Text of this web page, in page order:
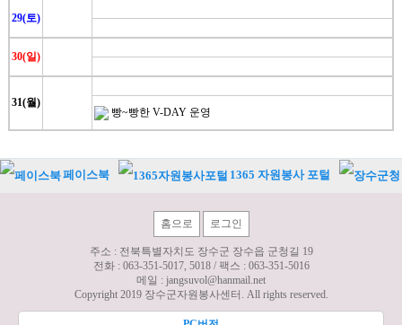
29(토)
30(일)
31(월)
빵~빵한 V-DAY 운영
페이스북 1365 자원봉사 포털
홈으로 로그인
주소 : 전북특별자치도 장수군 장수읍 군청길 19
전화 : 063-351-5017, 5018/ 팩스 : 063-351-5016
메일 : jangsuvol@hanmail.net
Copyright 2019 장수군자원봉사센터. All rights reserved.